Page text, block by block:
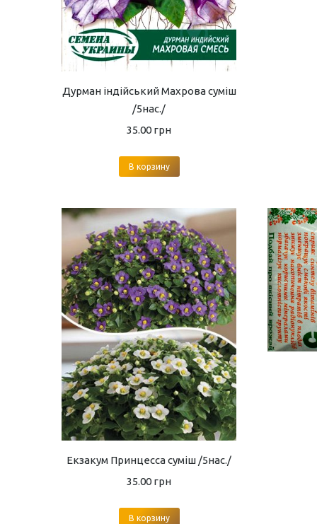
Дурман індійський Махрова суміш
/5нас./
35.00 грн
В корзину
Екзакум Принцесса суміш /5нас./
35.00 грн
В корзину